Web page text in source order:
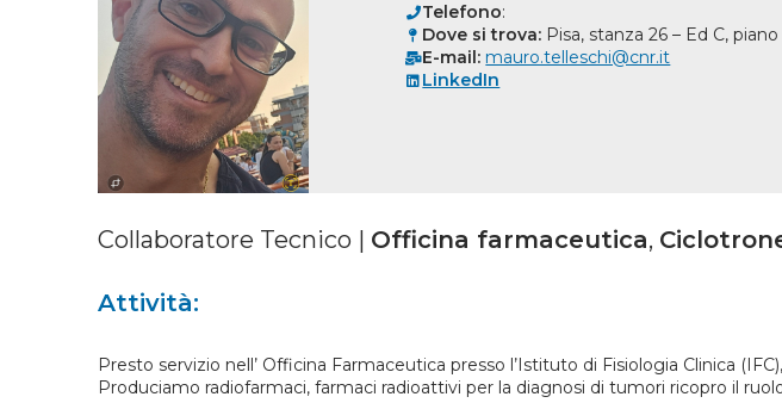
Telefono:
Dove si trova: Pisa, stanza 26 – Ed C,
E-mail: mauro.telleschi@cnr.it
LinkedIn
Collaboratore Tecnico | Officina farmaceutica,
Attività:
Presto servizio nell’ Officina Farmaceutica presso l’Istituto di Fisiologia Clinica
Produciamo radiofarmaci, farmaci radioattivi per la diagnosi di tumori ricopro il